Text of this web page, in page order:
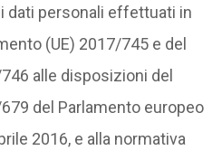
dati personali effettuati in
(UE) 2017/745 e del
alle disposizioni del
del Parlamento europeo
2016, e alla normativa